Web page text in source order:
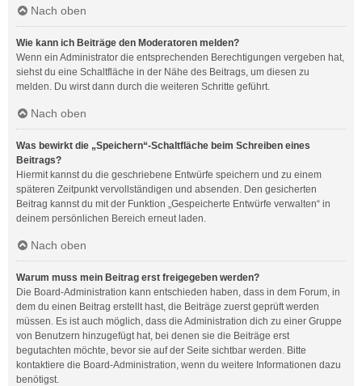
Nach oben
Wie kann ich Beiträge den Moderatoren melden?
Wenn ein Administrator die entsprechenden Berechtigungen vergeben hat,
siehst du eine Schaltfläche in der Nähe des Beitrags, um diesen zu
melden. Du wirst dann durch die weiteren Schritte geführt.
Nach oben
Was bewirkt die „Speichern“-Schaltfläche beim Schreiben eines
Beitrags?
Hiermit kannst du die geschriebene Entwürfe speichern und zu einem
späteren Zeitpunkt vervollständigen und absenden. Den gesicherten
Beitrag kannst du mit der Funktion „Gespeicherte Entwürfe verwalten“ in
deinem persönlichen Bereich erneut laden.
Nach oben
Warum muss mein Beitrag erst freigegeben werden?
Die Board-Administration kann entschieden haben, dass in dem Forum, in
dem du einen Beitrag erstellt hast, die Beiträge zuerst geprüft werden
müssen. Es ist auch möglich, dass die Administration dich zu einer Gruppe
von Benutzern hinzugefügt hat, bei denen sie die Beiträge erst
begutachten möchte, bevor sie auf der Seite sichtbar werden. Bitte
kontaktiere die Board-Administration, wenn du weitere Informationen dazu
benötigst.